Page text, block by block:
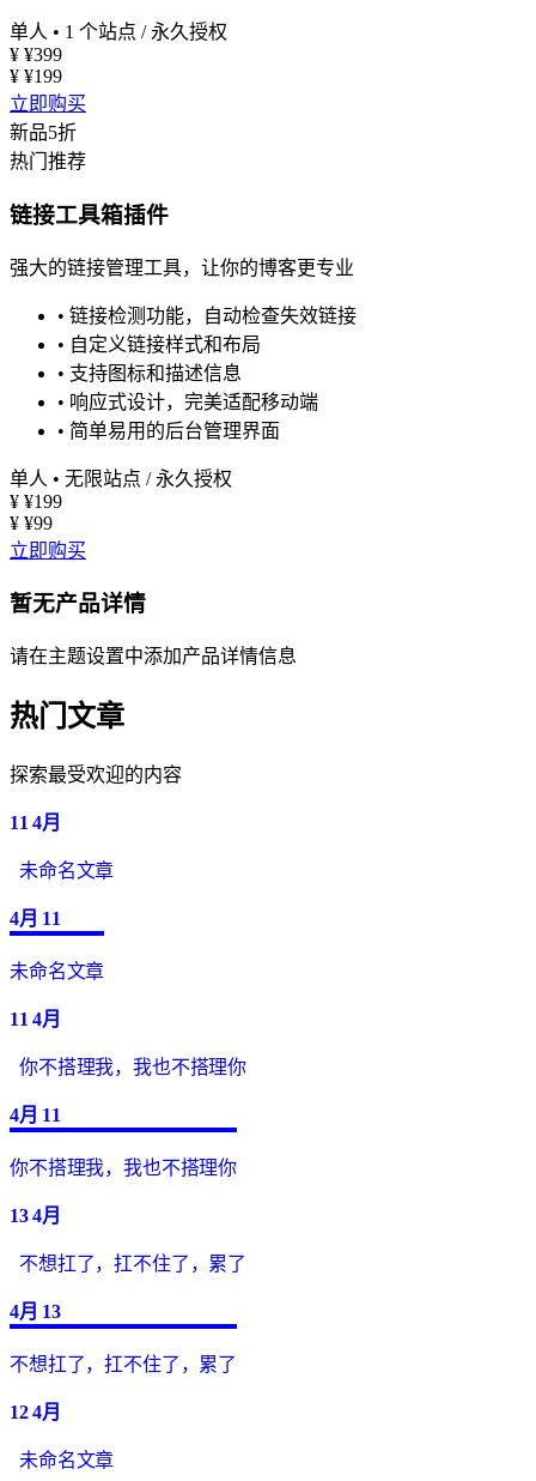
单人 • 1 个站点 / 永久授权
¥ ¥399
¥ ¥199
立即购买
新品5折
热门推荐
链接工具箱插件
强大的链接管理工具，让你的博客更专业
• 链接检测功能，自动检查失效链接
• 自定义链接样式和布局
• 支持图标和描述信息
• 响应式设计，完美适配移动端
• 简单易用的后台管理界面
单人 • 无限站点 / 永久授权
¥ ¥199
¥ ¥99
立即购买
暂无产品详情
请在主题设置中添加产品详情信息
热门文章
探索最受欢迎的内容
11 4月
未命名文章
4月 11
未命名文章
11 4月
你不搭理我，我也不搭理你
4月 11
你不搭理我，我也不搭理你
13 4月
不想扛了，扛不住了，累了
4月 13
不想扛了，扛不住了，累了
12 4月
未命名文章